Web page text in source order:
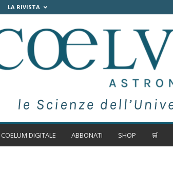
LA RIVISTA
COELUM DIGITALE ABBONATI SHOP 🛒